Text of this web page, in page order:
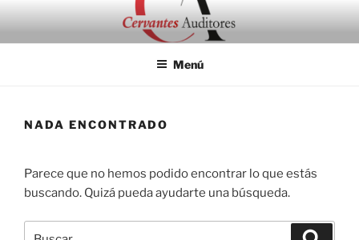
contenido
Menú
NADA ENCONTRADO
Parece que no hemos podido encontrar lo que estás
buscando. Quizá pueda ayudarte una búsqueda.